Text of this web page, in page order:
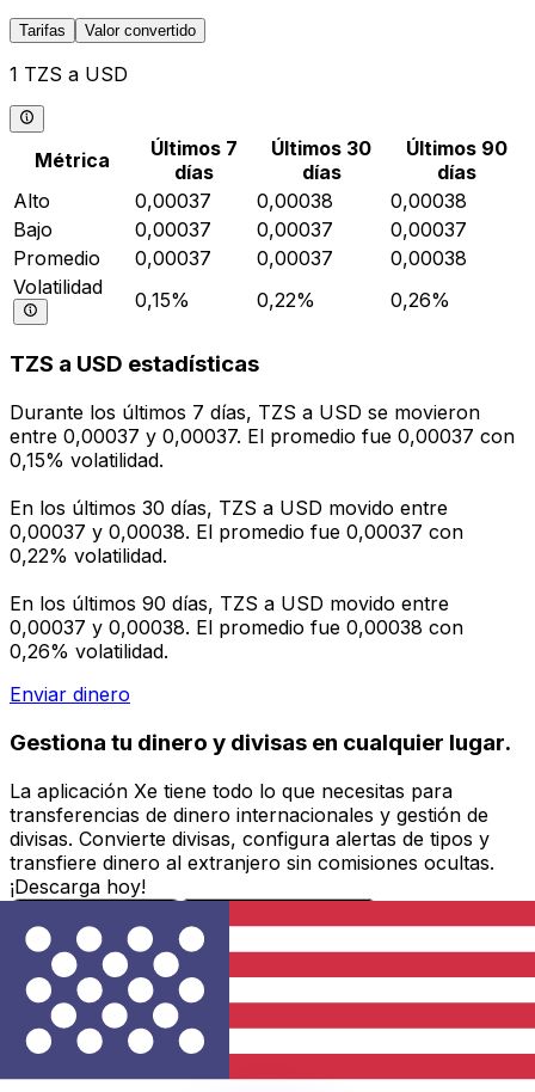
Tarifas Valor convertido
1 TZS a USD
Métrica
Últimos 7
días
Últimos 30
días
Últimos 90
días
Alto
0,00037 0,00038
0,00038
Bajo
0,00037 0,00037
0,00037
Promedio
0,00037 0,00037
0,00038
Volatilidad
0,15% 0,22% 0,26%
TZS a USD estadísticas
Durante los últimos 7 días, TZS a USD se movieron
entre 0,00037 y 0,00037. El promedio fue 0,00037 con
0,15% volatilidad.
En los últimos 30 días, TZS a USD movido entre
0,00037 y 0,00038. El promedio fue 0,00037 con
0,22% volatilidad.
En los últimos 90 días, TZS a USD movido entre
0,00037 y 0,00038. El promedio fue 0,00038 con
0,26% volatilidad.
Enviar dinero
Gestiona tu dinero y divisas en cualquier lugar.
La aplicación Xe tiene todo lo que necesitas para
transferencias de dinero internacionales y gestión de
divisas. Convierte divisas, configura alertas de tipos y
transfiere dinero al extranjero sin comisiones ocultas.
¡Descarga hoy!